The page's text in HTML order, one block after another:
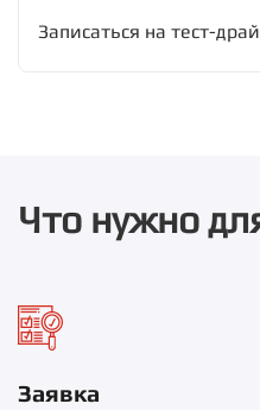
Записаться на тест-
Что нужно
Заявка